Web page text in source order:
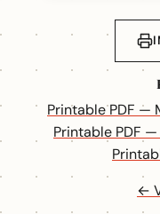
Printable PDF —
Printable PDF
←